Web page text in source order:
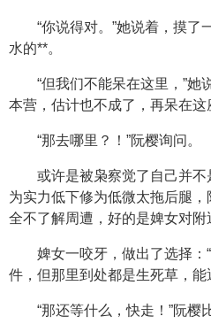
“你说得对。”她说着，摸了
水的**。
“但我们不能呆在这里，”她
本营，估计也不成了，再呆在这
“那去哪里？！”阮樱询问。
或许是被枭察觉了自己并不
为实力低下修为低微太拖后腿
全不了解周遭，好的是婢女对附
婢女一咬牙，做出了选择：
件，但那里到处都是生死草，能
“那还等什么，快走！”阮樱